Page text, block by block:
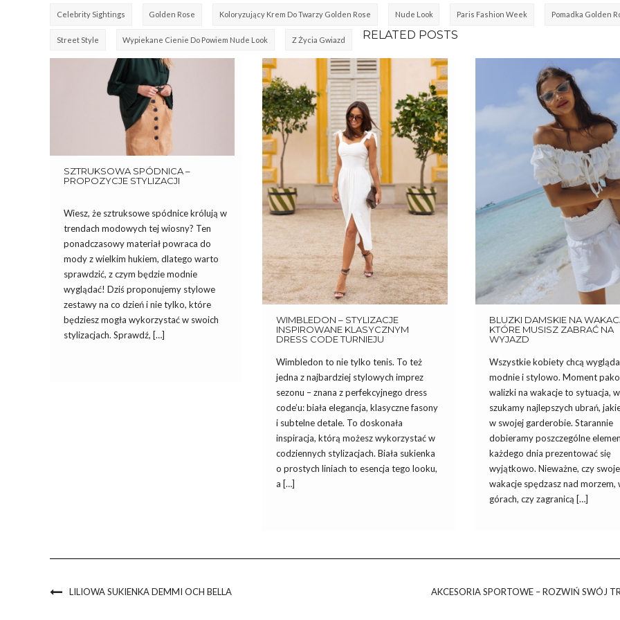
Celebrity Sightings Golden Rose Koloryzujący Krem Do Twarzy Golden Rose Nude Look Paris Fashion Week Pomadka Golden
Street Style Wypiekane Cienie Do Powiem Nude Look Z Życia Gwiazd RELATED POSTS
SZTRUKSOWA SPÓDNICA –
PROPOZYCJE STYLIZACJI
Wiesz, że sztruksowe spódnice królują w
trendach modowych tej wiosny? Ten
ponadczasowy materiał powraca do
mody z wielkim hukiem, dlatego warto
sprawdzić, z czym będzie modnie
wyglądać! Dziś proponujemy stylowe
zestawy na co dzień i nie tylko, które
będziesz mogła wykorzystać w swoich
stylizacjach. Sprawdź, […]
WIMBLEDON – STYLIZACJE
INSPIROWANE KLASYCZNYM
DRESS CODE TURNIEJU
Wimbledon to nie tylko tenis. To też
jedna z najbardziej stylowych imprez
sezonu – znana z perfekcyjnego dress
code’u: biała elegancja, klasyczne fasony
i subtelne detale. To doskonała
inspiracja, którą możesz wykorzystać w
codziennych stylizacjach. Biała sukienka
o prostych liniach to esencja tego looku,
a […]
BLUZKI DAMSKIE NA
KTÓRE MUSISZ ZABRAĆ NA
WYJAZD
Wszystkie kobiety chcą
modnie i stylowo. Moment
walizki na wakacje to sytuacja,
szukamy najlepszych ubrań,
w swojej garderobie. Starannie
dobieramy poszczególne
każdego dnia prezentować się
wyjątkowo. Nieważne, czy swoje
wakacje spędzasz nad morzem,
górach, czy zagranicą […]
LILIOWA SUKIENKA DEMMI OCH BELLA AKCESORIA SPORTOWE – ROZWIŃ SWÓJ